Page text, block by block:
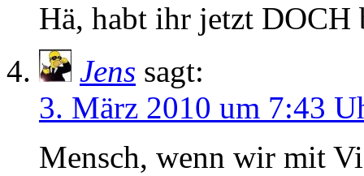
Hä, habt ihr jetzt DOCH
Jens sagt:
3. März 2010 um 7:43
Mensch, wenn wir mit